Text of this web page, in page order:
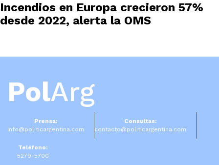
Incendios en Europa crecieron 57%
desde 2022, alerta la OMS
PolArg
Prensa:
info@politicargentina.com
Consultas:
contacto@politicargentina.com
Teléfono:
5279-5700